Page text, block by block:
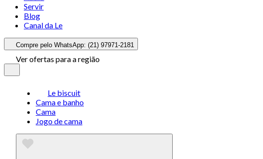
Servir
Blog
Canal da Le
Compre pelo WhatsApp: (21) 97971-2181
Ver ofertas para a região
Le biscuit
Cama e banho
Cama
Jogo de cama